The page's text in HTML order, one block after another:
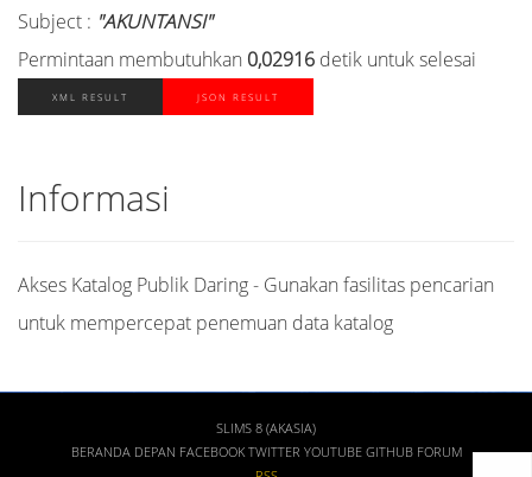
Subject : "AKUNTANSI"
Permintaan membutuhkan 0,02916 detik untuk selesai
XML RESULT JSON RESULT
Informasi
Akses Katalog Publik Daring - Gunakan fasilitas pencarian
untuk mempercepat penemuan data katalog
SLIMS 8 (AKASIA)
BERANDA DEPAN FACEBOOK TWITTER YOUTUBE GITHUB FORUM